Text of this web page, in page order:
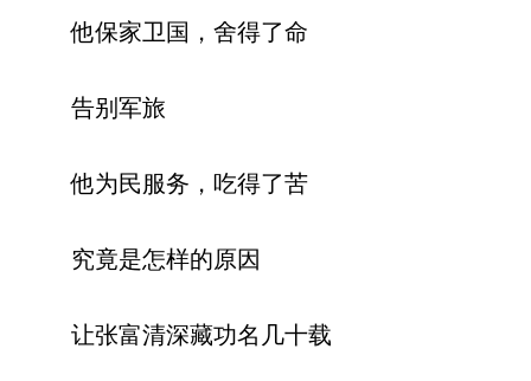
他保家卫国，舍得了命
告别军旅
他为民服务，吃得了苦
究竟是怎样的原因
让张富清深藏功名几十载‍‍